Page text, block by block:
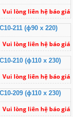
Vui lòng liên hệ báo giá
211 (ɸ90 x 220)
Vui lòng liên hệ báo giá
210 (ɸ110 x 230)
Vui lòng liên hệ báo giá
209 (ɸ110 x 230)
Vui lòng liên hệ báo giá